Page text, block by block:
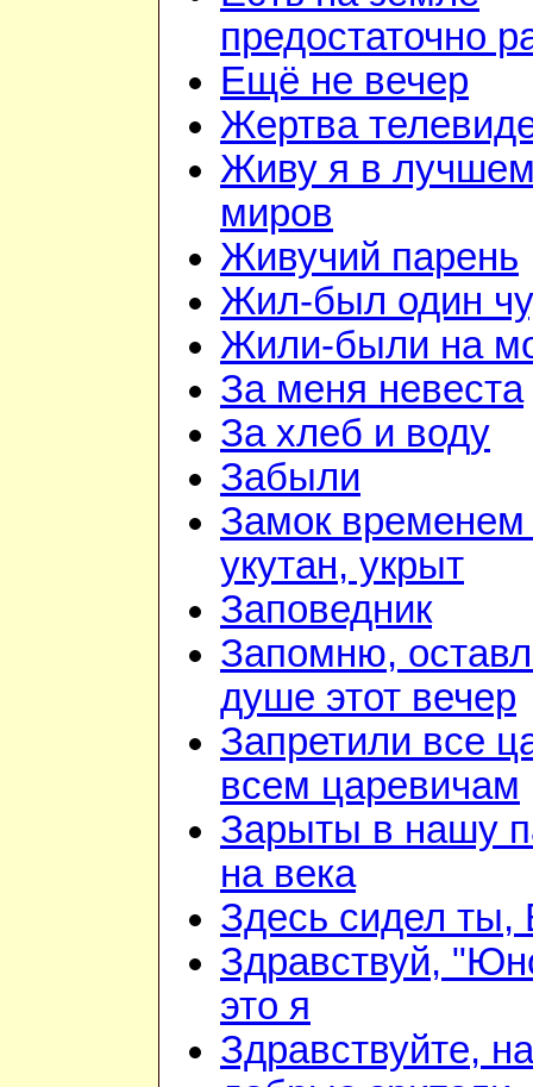
предостаточно
Ещё не вечер
Жертва
Живу я в
миров
Живучий парень
Жил-был один
Жили-были на
За меня невеста
За хлеб и воду
Забыли
Замок временем
укутан, укрыт
Заповедник
Запомню,
душе этот вечер
Запретили все
всем царевичам
Зарыты в нашу
на века
Здесь сидел ты,
Здравствуй,
это я
Здравствуйте,